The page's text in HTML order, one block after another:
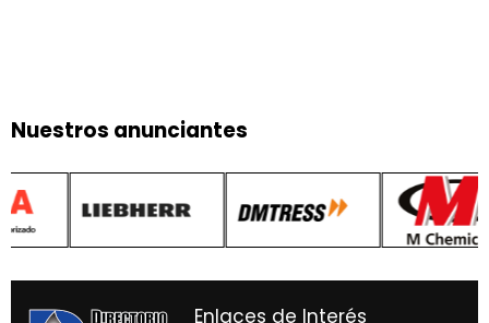
Nuestros anunciantes
Enlaces de Interés